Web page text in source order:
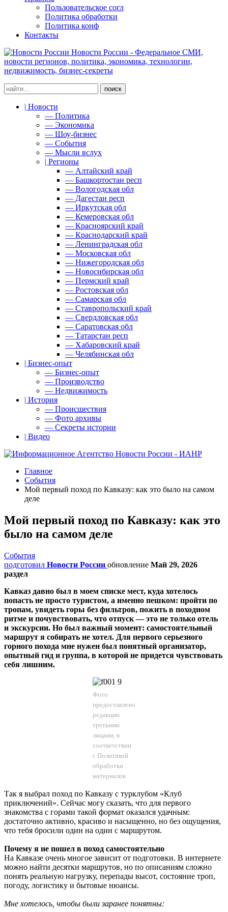
Пользовательское согл
Политика обработки
Политика конф
Контакты
Новости России - Федеральное СМИ,
новости регионов, политика, экономика, технологии,
недвижимость, бизнес-секреты
| Новости
— Политика
— Экономика
— Шоу-бизнес
— События
— Мысли вслух
| Регионы
— Алтайский край
— Башкортостан респ
— Вологодская обл
— Дагестан респ
— Иркутская обл
— Кемеровская обл
— Красноярский край
— Краснодарский край
— Ленинградская обл
— Московская обл
— Нижегородская обл
— Новосибирская обл
— Пермский край
— Ростовская обл
— Самарская обл
— Ставропольский край
— Свердловская обл
— Саратовская обл
— Татарстан респ
— Хабаровский край
— Челябинская обл
| Бизнес-опыт
— Бизнес-опыт
— Производство
— Недвижимость
| История
— Происшествия
— Фото архивы
— Секреты истории
| Видео
Главное
События
Мой первый поход по Кавказу: как это было на самом
деле
Мой первый поход по Кавказу: как это
было на самом деле
События
подготовил Новости России обновление Май 29, 2026
раздел
Кавказ давно был в моем списке мест, куда хотелось
попасть не просто туристом, а именно пешком: пройти по
тропам, увидеть горы без фильтров, пожить в походном
ритме и почувствовать, что отпуск — это не только отель
и экскурсии. Но был важный момент: самостоятельный
маршрут я собирать не хотел. Для первого серьезного
горного похода мне нужен был понятный организатор,
опытный гид и группа, в которой не придется чувствовать
себя лишним.
Фото
предоставлено
редакции
третьими
лицами, в
соответствии
с Политикой
обработки
материалов
Так я выбрал поход по Кавказу с турклубом «Клуб
приключений». Сейчас могу сказать, что для первого
знакомства с горами такой формат оказался удачным:
достаточно активно, красиво и насыщенно, но без ощущения,
что тебя бросили один на один с маршрутом.
Почему я не пошел в поход самостоятельно
На Кавказе очень многое зависит от подготовки. В интернете
можно найти десятки маршрутов, но по описаниям сложно
понять реальную нагрузку, перепады высот, состояние троп,
погоду, логистику и бытовые нюансы.
Мне хотелось, чтобы были заранее понятны: